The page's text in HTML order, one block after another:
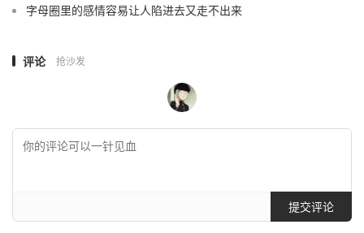
字母圈里的感情容易让人陷进去又走不出来
评论 抢沙发
提交评论